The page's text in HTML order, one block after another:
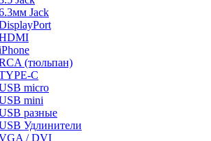
Jack
(тюльпан)
C
micro
mini
разные
Удлинители
/ DVI